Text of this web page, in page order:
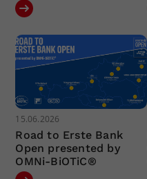
15.06.2026
Road to Erste Bank
Open presented by
OMNi-BiOTiC®